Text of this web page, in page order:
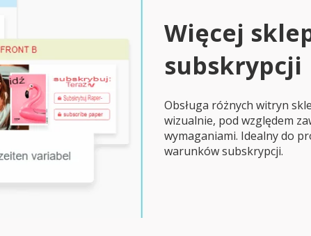
Więcej
subskrypcji
Obsługa różnych witryn
wizualnie, pod względem
wymaganiami. Idealny do
warunków subskrypcji.